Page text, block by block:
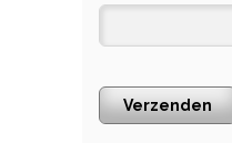
Verzenden